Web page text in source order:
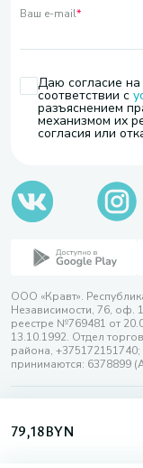
79,18BYN
Ваш e-mail*
Даю согласие на
соответствии с
разъяснением
механизмом их
согласия или
ООО «Кравт».
Независимости, 76, оф.
реестре №769481 от
13.10.1992. Отдел
района,
принимаются: 6378899
Разработка сайта —
Выбор настроек Cookie